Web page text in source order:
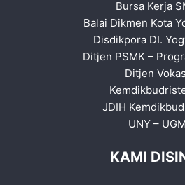
Bursa Kerja
Balai Dikmen Kota
Disdikpora DI.
Ditjen PSMK –
Ditjen
JDIH
UNY– UGM
KAMI